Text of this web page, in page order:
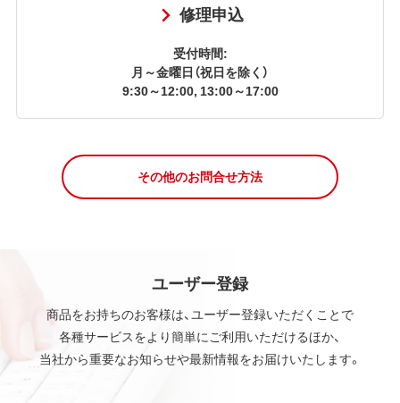
修理申込
受付時間:
月～金曜日（祝日を除く）
9:30～12:00, 13:00～17:00
その他のお問合せ方法
ユーザー登録
商品をお持ちのお客様は、ユーザー登録いただくことで
各種サービスをより簡単にご利用いただけるほか、
当社から重要なお知らせや最新情報をお届けいたします。